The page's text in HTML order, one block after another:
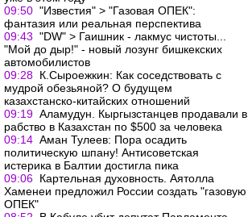
09:50 "Известия" > "Газовая ОПЕК":
фантазия или реальная перспектива
09:43 "DW" > Гаишник - лакмус чистоты...
"Мой до дыр!" - новый лозунг бишкекских
автомобилистов
09:28 К.Сыроежкин: Как соседствовать с
мудрой обезьяной? О будущем
казахстанско-китайских отношений
09:19 Аламудун. Кыргызстанцев продавали в
рабство в Казахстан по $500 за человека
09:14 Аман Тулеев: Пора осадить
политическую шпану! Антисоветская
истерика в Балтии достигла пика
09:06 Картельная духовность. Аятолла
Хаменеи предложил России создать "газовую
ОПЕК"